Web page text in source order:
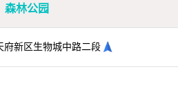
森林公园
府新区生物城中路二段